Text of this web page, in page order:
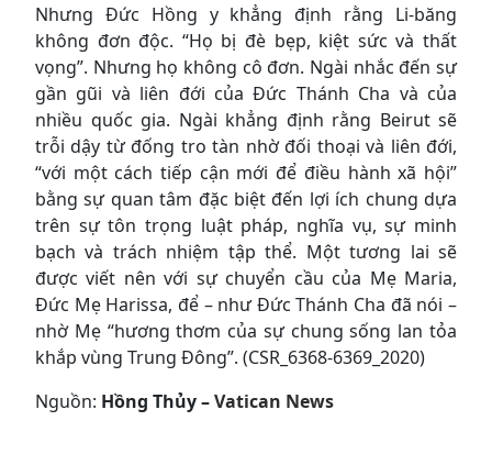
Nhưng Đức Hồng y khẳng định rằng Li-băng
không đơn độc. “Họ bị đè bẹp, kiệt sức và thất
vọng”. Nhưng họ không cô đơn. Ngài nhắc đến sự
gần gũi và liên đới của Đức Thánh Cha và của
nhiều quốc gia. Ngài khẳng định rằng Beirut sẽ
trỗi dậy từ đống tro tàn nhờ đối thoại và liên đới,
“với một cách tiếp cận mới để điều hành xã hội”
bằng sự quan tâm đặc biệt đến lợi ích chung dựa
trên sự tôn trọng luật pháp, nghĩa vụ, sự minh
bạch và trách nhiệm tập thể. Một tương lai sẽ
được viết nên với sự chuyển cầu của Mẹ Maria,
Đức Mẹ Harissa, để – như Đức Thánh Cha đã nói –
nhờ Mẹ “hương thơm của sự chung sống lan tỏa
khắp vùng Trung Đông”. (CSR_6368-6369_2020)
Nguồn: Hồng Thủy –Vatican News